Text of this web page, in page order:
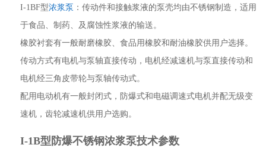
I-1BF型浓浆泵 ：传动件和接触浆液的泵壳均由不锈钢制造，适用
于食品、制药、及腐蚀性浆液的输送。
橡胶衬套有一般耐磨橡胶、食品用橡胶和耐油橡胶供用户选择。
传动方式有电机与泵轴直接传动，电机经减速机与泵直接传动和
电机经三角皮带轮与泵轴传动式。
配用电动机有一般封闭式，防爆式和电磁调速式电机并配无级变
速机，齿轮减速机供用户选购。
I-1B型防爆不锈钢浓浆泵技术参数